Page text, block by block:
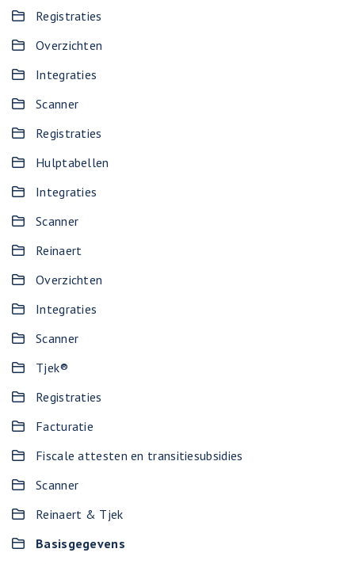
Registraties
Overzichten
Integraties
Scanner
Registraties
Hulptabellen
Integraties
Scanner
Reinaert
Overzichten
Integraties
Scanner
Tjek®
Registraties
Facturatie
Fiscale attesten en transitiesubsidies
Scanner
Reinaert & Tjek
Basisgegevens